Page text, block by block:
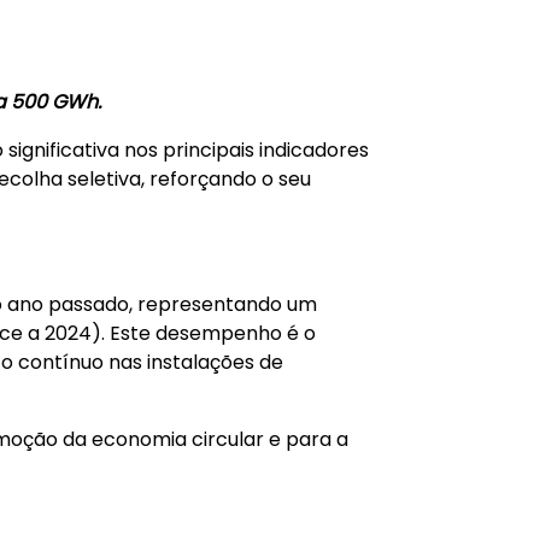
GWh.
nos principais indicadores
seletiva, reforçando o seu
ano passado, representando um
a 2024). Este desempenho é o
contínuo nas instalações de
da economia circular e para a